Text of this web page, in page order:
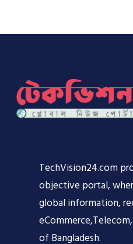
TechVision24.com
objective portal,
global information,
of Bangladesh.